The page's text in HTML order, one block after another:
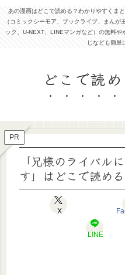
あの漫画はどこで読める？わかりやすくま
（コミックシーモア、ブックライブ、まん
ック、U-NEXT、LINEマンガなど）の無料
じなども簡単
どこで読
PR
「兄様のライバル
す」はどこで読め
X
LINE